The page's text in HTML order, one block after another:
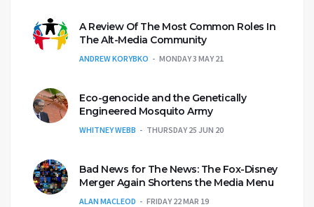
A Review Of The Most Common Roles In
The Alt-Media Community
ANDREW KORYBKO MONDAY 3 MAY 21
Eco-genocide and the Genetically
Engineered Mosquito Army
WHITNEY WEBB THURSDAY 25 JUN 20
Bad News for The News: The Fox-Disney
Merger Again Shortens the Media Menu
ALAN MACLEOD FRIDAY 22 MAR 19